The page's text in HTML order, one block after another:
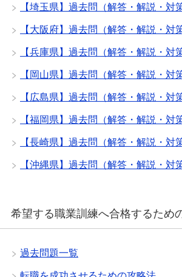
【埼玉県】過去問（解答・解説・対
【大阪府】過去問（解答・解説・対
【兵庫県】過去問（解答・解説・対
【岡山県】過去問（解答・解説・対
【広島県】過去問（解答・解説・対
【福岡県】過去問（解答・解説・対
【長崎県】過去問（解答・解説・対
【沖縄県】過去問（解答・解説・対
希望する職業訓練へ合格するため
過去問題一覧